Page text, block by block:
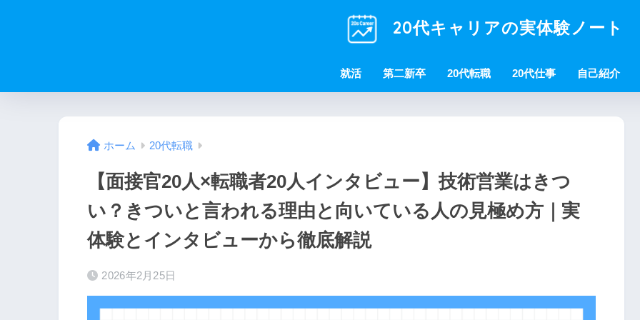
20代キャリアの実体験ノート
就活 第二新卒 20代転職 20代仕事 自己紹介
ホーム 20代転職
【面接官20人×転職者20人インタビュー】技術営業はきつ
い？きついと言われる理由と向いている人の見極め方｜実
体験とインタビューから徹底解説
2026年2月25日